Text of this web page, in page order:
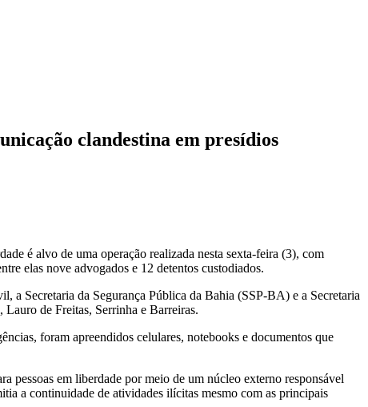
clandestina em presídios
é alvo de uma operação realizada nesta sexta-feira (3), com
elas nove advogados e 12 detentos custodiados.
Secretaria da Segurança Pública da Bahia (SSP-BA) e a Secretaria
de Freitas, Serrinha e Barreiras.
foram apreendidos celulares, notebooks e documentos que
pessoas em liberdade por meio de um núcleo externo responsável
a continuidade de atividades ilícitas mesmo com as principais